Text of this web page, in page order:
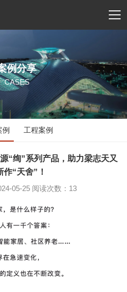
例分享
CASES
例 工程案例
“绚”系列产品，助力梁志天又
作“天舍”！
05-25 阅读次数：13